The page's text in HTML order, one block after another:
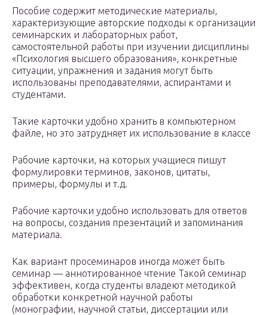
Пособие содержит методические материалы,
характеризующие авторские подходы к организации
семинарских и лабораторных работ,
самостоятельной работы при изучении дисциплины
«Психология высшего образования», конкретные
ситуации, упражнения и задания могут быть
использованы преподавателями, аспирантами и
студентами.
Такие карточки удобно хранить в компьютерном
файле, но это затрудняет их использование в классе
Рабочие карточки, на которых учащиеся пишут
формулировки терминов, законов, цитаты,
примеры, формулы и т.д.
Рабочие карточки удобно использовать для ответов
на вопросы, создания презентаций и запоминания
материала.
Как вариант просеминаров иногда может быть
семинар — аннотированное чтение Такой семинар
эффективен, когда студенты владеют методикой
обработки конкретной научной работы
(монографии, научной статьи, диссертации или